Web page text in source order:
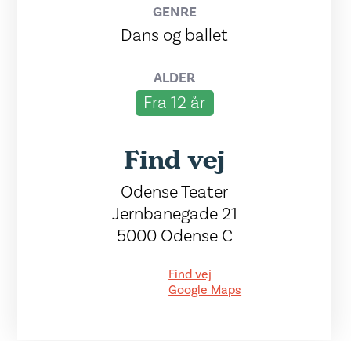
GENRE
Dans og ballet
ALDER
Fra 12 år
Find vej
Odense Teater
Jernbanegade 21
5000 Odense C
Find vej
Google Maps